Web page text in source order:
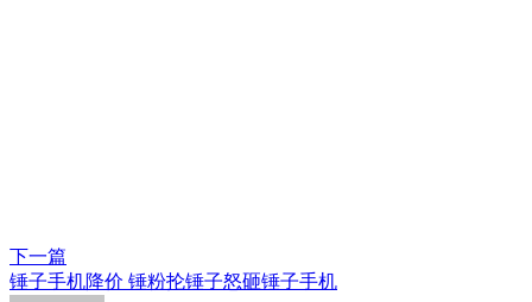
下一篇
锤子手机降价 锤粉抡锤子怒砸锤子手机